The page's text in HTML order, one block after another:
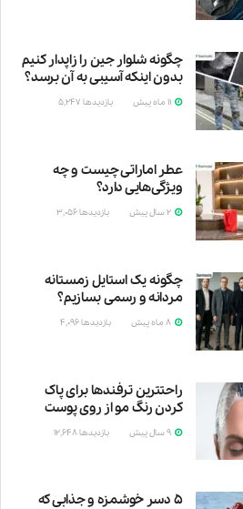
چگونه شلوار جین را زاپدار کنیم
بدون اینکه آسیبی به آن برسد؟
بازدیدها 5,247
عطر اماراتی چیست و چه
ویژگی‌هایی دارد؟
بازدیدها3,056
چگونه یک استایل زمستانه
مردانه و رسمی بسازیم؟
بازدیدها4,096
راحتترین ترفندها برای پاک
کردن رنگ مو از روی پوست
بازدیدها12,648
۵ دسر خوشمزه و جذابی که